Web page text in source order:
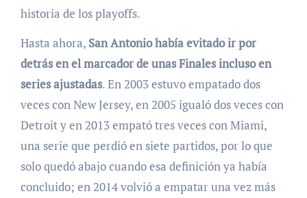
historia de los playoffs.
Hasta ahora, San Antonio había evitado ir por
detrás en el marcador de unas Finales incluso en
series ajustadas. En 2003 estuvo empatado dos
veces con New Jersey, en 2005 igualó dos veces con
Detroit y en 2013 empató tres veces con Miami,
una serie que perdió en siete partidos, por lo que
solo quedó abajo cuando esa definición ya había
concluido; en 2014 volvió a empatar una vez más